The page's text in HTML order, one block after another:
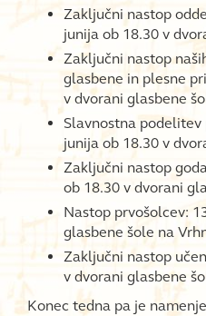
Zaključni nastop
junija ob 18.30 v
Zaključni nastop
glasbene in plesne
v dvorani glasbene
Slavnostna
junija ob 18.30 v
Zaključni nastop
ob 18.30 v dvorani
Nastop prvošolcev:
glasbene šole na
Zaključni nastop
v dvorani glasbene
Konec tedna pa je